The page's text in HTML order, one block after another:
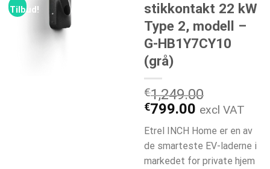
Tilbud!
stikkontakt 22 kW
Type 2, modell –
G-HB1Y7CY10
(grå)
€1,249.00
Opprinnelig
pris
var:
€1,249.00.
€799.00
pris
er:
€799.00.
excl VAT
Etrel INCH Home er en av
de smarteste EV-laderne i
markedet for private hjem